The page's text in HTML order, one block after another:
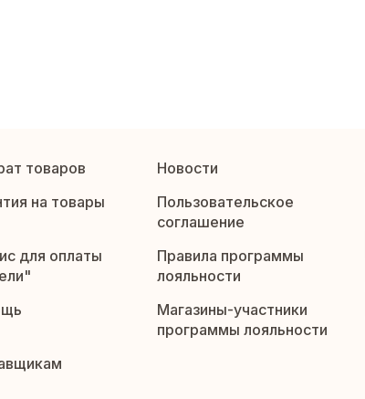
товаров
Новости
на товары
Пользовательское
соглашение
для оплаты
Правила программы
лояльности
Магазины-участники
программы лояльности